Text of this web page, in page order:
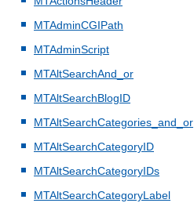
MTAdminCGIPath
MTAdminScript
MTAltSearchAnd_or
MTAltSearchBlogID
MTAltSearchCategories_and_or
MTAltSearchCategoryID
MTAltSearchCategoryIDs
MTAltSearchCategoryLabel